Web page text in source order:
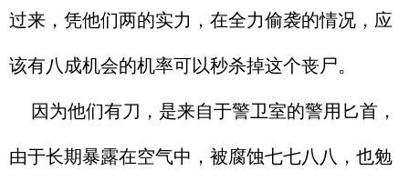
过来，凭他们两的实力，在全力偷袭的情况，应
该有八成机会的机率可以秒杀掉这个丧尸。
因为他们有刀，是来自于警卫室的警用匕首，
由于长期暴露在空气中，被腐蚀七七八八，也勉